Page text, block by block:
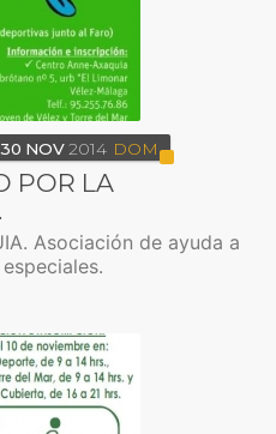
30 NOV2014 DOM
POR LA
Asociación de ayuda a